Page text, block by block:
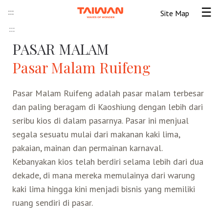
::: Site Map
Informasi Umum
Informasi visa
Tips Wisata Taiwan
Berita & Peristiwa
Peta Panduan
Lokawisata
Pendahuluan Taiwan
Asosiasi Pariwisata
Kunjungan
Seni Budaya Lokal
Seni Budaya
Destinasi Pilihan
TransportasiTaiwan Ramah Muslim
:::
PASAR MALAM
Pasar Malam Ruifeng
Pasar Malam Ruifeng adalah pasar malam terbesar
dan paling beragam di Kaoshiung dengan lebih dari
seribu kios di dalam pasarnya. Pasar ini menjual
segala sesuatu mulai dari makanan kaki lima,
pakaian, mainan dan permainan karnaval.
Kebanyakan kios telah berdiri selama lebih dari dua
dekade, di mana mereka memulainya dari warung
kaki lima hingga kini menjadi bisnis yang memiliki
ruang sendiri di pasar.